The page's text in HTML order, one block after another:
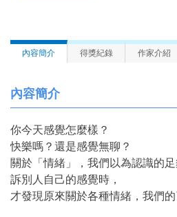
內容簡介 得獎紀錄 作家介紹
內容簡介
你今天感覺怎麼樣？
快樂嗎？還是感覺無聊？
關於「情緒」，我們以為認識的
訴別人自己的感覺時，
才發現原來關於各種情緒，我們